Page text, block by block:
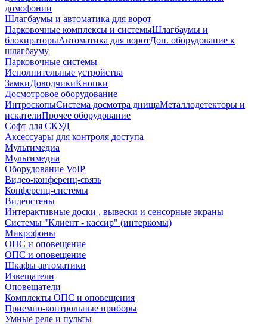
домофонии
Шлагбаумы и автоматика для ворот
Парковочные комплексы и системыШлагбаумы и
блокираторыАвтоматика для воротДоп. оборудование к
шлагбауму
Парковочные системы
Исполнительные устройства
ЗамкиДоводчикиКнопки
Досмотровое оборудование
ИнтроскопыСистема досмотра днищаМеталлодетекторы и
искателиПрочее оборудование
Софт для СКУД
Аксессуары для контроля доступа
Мультимедиа
Мультимедиа
Оборудование VoIP
Видео-конференц-связь
Конференц-системы
Видеостены
Интерактивные доски , вывески и сенсорные экраны
Системы "Клиент - кассир" (интеркомы)
Микрофоны
ОПС и оповещение
ОПС и оповещение
Шкафы автоматики
Извещатели
Оповещатели
Комплекты ОПС и оповещения
Приемно-контрольные приборы
Умные реле и пульты